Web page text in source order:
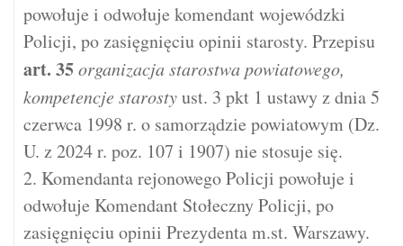
powołuje i odwołuje komendant wojewódzki
Policji, po zasięgnięciu opinii starosty. Przepisu
art. 35organizacja starostwa powiatowego,
kompetencje starostyust. 3 pkt 1 ustawy z dnia 5
czerwca 1998 r. o samorządzie powiatowym (Dz.
U. z 2024 r. poz. 107 i 1907) nie stosuje się.
2. Komendanta rejonowego Policji powołuje i
odwołuje Komendant Stołeczny Policji, po
zasięgnięciu opinii Prezydenta m.st. Warszawy.